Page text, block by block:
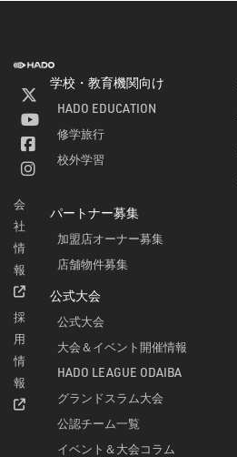
会
社
情
報
採
用
情
報
学校・教育機関向け
HADO EDUCATION
修学旅行
校外学習
パートナー募集
加盟店オーナー募集
店舗物件募集
公式大会
公式大会
大会＆イベント開催情報
HADO LEAGUE ODAIBA
グランドスラム大会
公認チーム一覧
イベント＆大会コラム